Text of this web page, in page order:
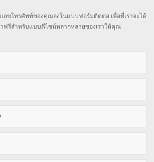
เลขโทรศัพท์ของคุณลงในแบบฟอร์มติดต่อ เพื่อที่เราจะได้
าฟรีสำหรับแบบดีไซน์หลากหลายของเราให้คุณ